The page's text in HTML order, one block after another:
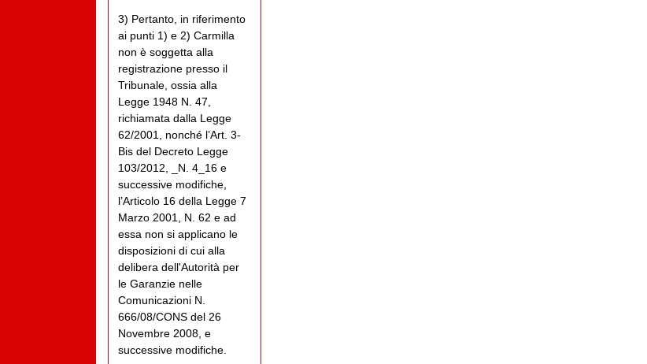
3) Pertanto, in riferimento
ai punti 1) e 2) Carmilla
non è soggetta alla
registrazione presso il
Tribunale, ossia alla
Legge 1948 N. 47,
richiamata dalla Legge
62/2001, nonché l’Art. 3-
Bis del Decreto Legge
103/2012, _N. 4_16 e
successive modifiche,
l’Articolo 16 della Legge 7
Marzo 2001, N. 62 e ad
essa non si applicano le
disposizioni di cui alla
delibera dell'Autorità per
le Garanzie nelle
Comunicazioni N.
666/08/CONS del 26
Novembre 2008, e
successive modifiche.